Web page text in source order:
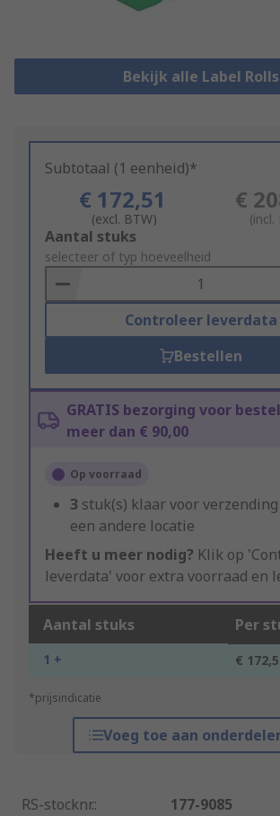
Bekijk alle Label Rolls
Subtotaal (1 eenheid)*
€ 172,51
(excl. BTW)
€
(incl.
Add
to
Basket
Aantal stuks
selecteer of typ hoeveelheid
Controleer leverdata
Bestellen
GRATIS bezorging voor
meer dan € 90,00
Op voorraad
3 stuk(s) klaar voor
een andere locatie
Heeft u meer nodig? Klik op
leverdata' voor extra voorraad en
Aantal stuks Per
1 + €
*prijsindicatie
Voeg toe aan
RS-stocknr.:
177-9085